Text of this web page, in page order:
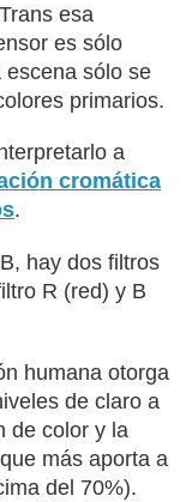
esa
es sólo
escena sólo se
primarios.
a
cromática
.
hay dos filtros
R (red) y B
humana otorga
de claro a
de color y la
más aporta a
del 70%).